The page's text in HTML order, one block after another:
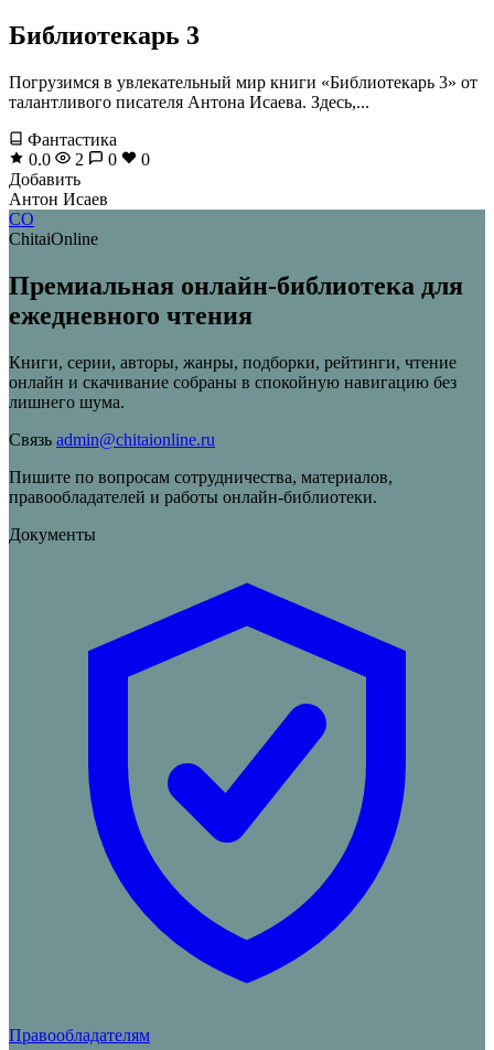
Библиотекарь 3
Погрузимся в увлекательный мир книги «Библиотекарь 3» от
талантливого писателя Антона Исаева. Здесь,...
Фантастика
0.0
2 0
0
Добавить
Антон Исаев
CO
ChitaiOnline
Премиальная онлайн-библиотека для
ежедневного чтения
Книги, серии, авторы, жанры, подборки, рейтинги, чтение
онлайн и скачивание собраны в спокойную навигацию без
лишнего шума.
Связь admin@chitaionline.ru
Пишите по вопросам сотрудничества, материалов,
правообладателей и работы онлайн-библиотеки.
Документы
Правообладателям